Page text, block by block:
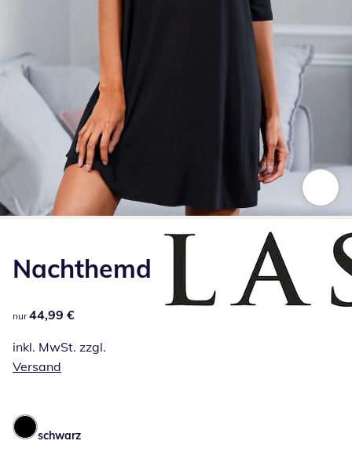
Nachthemd
44,99 €
nur 44,99 €
inkl. MwSt. zzgl.
Versand
schwarz